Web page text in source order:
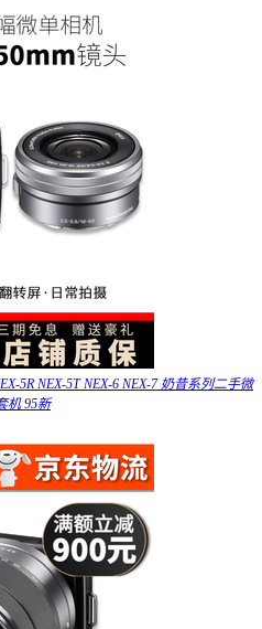
5R NEX-5T NEX-6 NEX-7 奶昔系列二手微
机 95新